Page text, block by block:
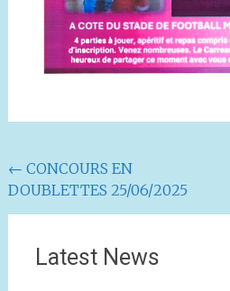
Navigation
de
← CONCOURS EN
DOUBLETTES 25/06/2025
Latest News